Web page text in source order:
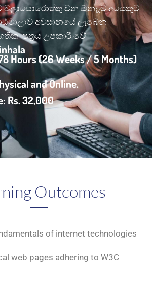
බලාපොර‌ොත්තු වන ඕනෑෑම අය‌ෙකුට
අවසානය‌ේ ලැබ‌ෙන
පත්‍රය උපකාරී ව‌ේ
Hours (26 Weeks / 5 Months)
and Online.
Rs. 32,000
Outcomes
of internet technologies
web pages adhering to W3C